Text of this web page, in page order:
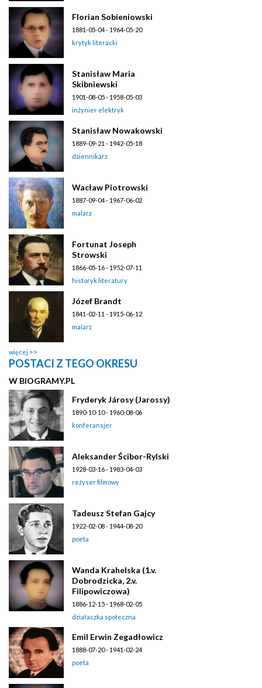
Florian Sobieniowski
1881-05-04 - 1964-05-20
krytyk literacki
Stanisław Maria
Skibniewski
1901-08-05 - 1958-05-03
inżynier elektryk
Stanisław Nowakowski
1889-09-21 - 1942-05-18
dziennikarz
Wacław Piotrowski
1887-09-04 - 1967-06-02
malarz
Fortunat Joseph
Strowski
1866-05-16 - 1952-07-11
historyk literatury
Józef Brandt
1841-02-11 - 1915-06-12
malarz
więcej
POSTACI Z TEGO OKRESU
W BIOGRAMY.PL
Fryderyk Járosy (Jarossy)
1890-10-10 - 1960-08-06
konferansjer
Aleksander Ścibor-Rylski
1928-03-16 - 1983-04-03
reżyser filmowy
Tadeusz Stefan Gajcy
1922-02-08 - 1944-08-20
poeta
Wanda Krahelska (1.v.
Dobrodzicka, 2.v.
Filipowiczowa)
1886-12-15 - 1968-02-05
działaczka społeczna
Emil Erwin Zegadłowicz
1888-07-20 - 1941-02-24
poeta